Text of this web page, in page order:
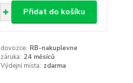
Přidat do košíku
dovozce: RB-nakuplevne
záruka: 24 měsíců
Výdejní místa: zdarma